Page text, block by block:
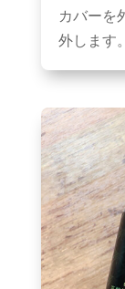
カバーを
外します。